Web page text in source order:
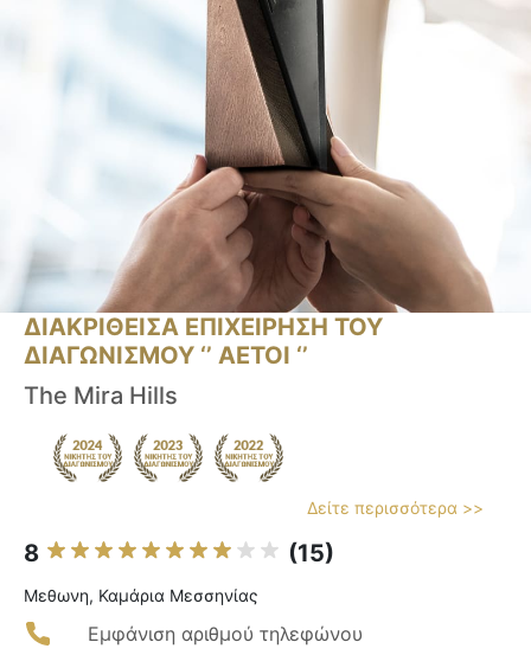
ΔΙΑΚΡΙΘΕΙΣΑ ΕΠΙΧΕΙΡΗΣΗ ΤΟΥ
ΔΙΑΓΩΝΙΣΜΟΥ ‘’ ΑΕΤΟΙ ‘’
The Mira Hills
Δείτε περισσότερα >>
8 (15)
Μεθωνη, Καμάρια Μεσσηνίας
Εμφάνιση αριθμού τηλεφώνου